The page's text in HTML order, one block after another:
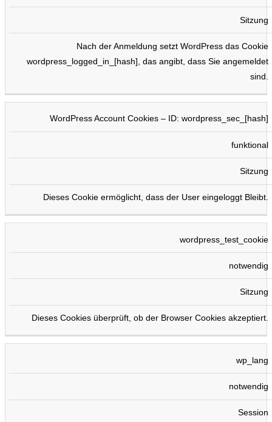
Sitzung
Nach der Anmeldung setzt WordPress das Cookie
wordpress_logged_in_[hash], das angibt, dass Sie angemeldet
sind.
WordPress Account Cookies – ID: wordpress_sec_[hash]
funktional
Sitzung
Dieses Cookie ermöglicht, dass der User eingeloggt Bleibt.
wordpress_test_cookie
notwendig
Sitzung
Dieses Cookies überprüft, ob der Browser Cookies akzeptiert.
wp_lang
notwendig
Session